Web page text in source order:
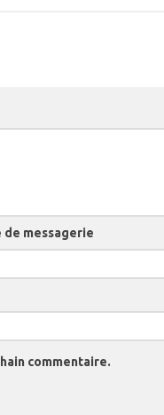
de messagerie
commentaire.